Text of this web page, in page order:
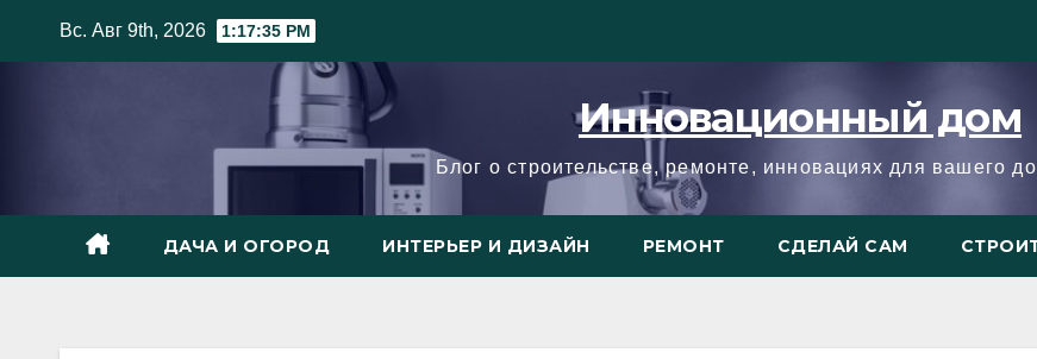
Вс. Авг 9th, 2026 1:17:36 PM
Инновационный дом
Блог о строительстве, ремонте, инновациях для вашего
ДАЧА И ОГОРОД ИНТЕРЬЕР И ДИЗАЙН РЕМОНТ СДЕЛАЙ САМ